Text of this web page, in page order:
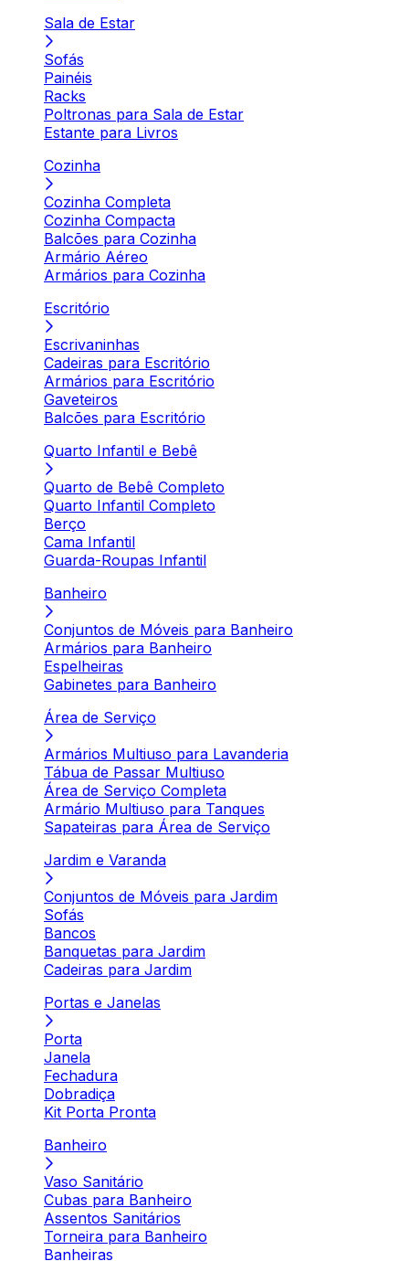
Sala de Estar
Sofás
Painéis
Racks
Poltronas para Sala de Estar
Estante para Livros
Cozinha
Cozinha Completa
Cozinha Compacta
Balcões para Cozinha
Armário Aéreo
Armários para Cozinha
Escritório
Escrivaninhas
Cadeiras para Escritório
Armários para Escritório
Gaveteiros
Balcões para Escritório
Quarto Infantil e Bebê
Quarto de Bebê Completo
Quarto Infantil Completo
Berço
Cama Infantil
Guarda-Roupas Infantil
Banheiro
Conjuntos de Móveis para Banheiro
Armários para Banheiro
Espelheiras
Gabinetes para Banheiro
Área de Serviço
Armários Multiuso para Lavanderia
Tábua de Passar Multiuso
Área de Serviço Completa
Armário Multiuso para Tanques
Sapateiras para Área de Serviço
Jardim e Varanda
Conjuntos de Móveis para Jardim
Sofás
Bancos
Banquetas para Jardim
Cadeiras para Jardim
Portas e Janelas
Porta
Janela
Fechadura
Dobradiça
Kit Porta Pronta
Banheiro
Vaso Sanitário
Cubas para Banheiro
Assentos Sanitários
Torneira para Banheiro
Banheiras